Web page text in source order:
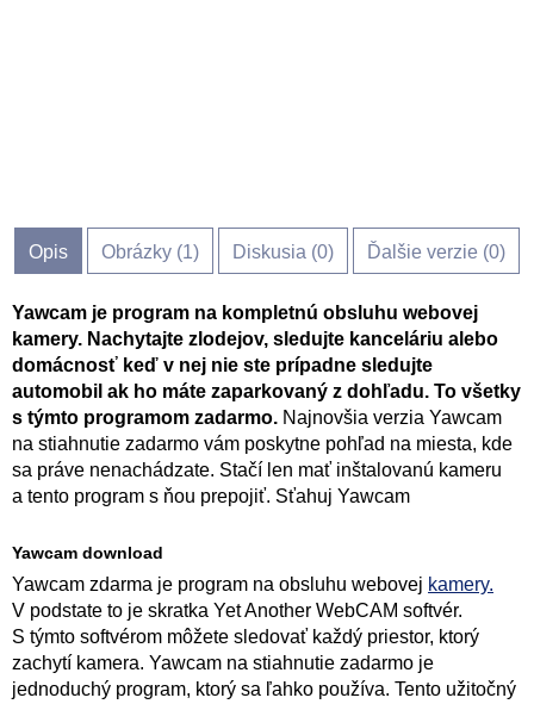
Opis Obrázky (1) Diskusia (0) Ďalšie verzie (0)
Yawcam je program na kompletnú obsluhu webovej
kamery. Nachytajte zlodejov, sledujte kanceláriu alebo
domácnosť keď v nej nie ste prípadne sledujte
automobil ak ho máte zaparkovaný z dohľadu. To všetky
s týmto programom zadarmo. Najnovšia verzia Yawcam
na stiahnutie zadarmo vám poskytne pohľad na miesta, kde
sa práve nenachádzate. Stačí len mať inštalovanú kameru
a tento program s ňou prepojiť. Sťahuj Yawcam
Yawcam download
Yawcam zdarma je program na obsluhu webovej kamery.
V podstate to je skratka Yet Another WebCAM softvér.
S týmto softvérom môžete sledovať každý priestor, ktorý
zachytí kamera. Yawcam na stiahnutie zadarmo je
jednoduchý program, ktorý sa ľahko používa. Tento užitočný